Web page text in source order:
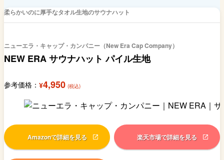
柔らかいのに厚手なタオル生地のサウナハット
ニューエラ・キャップ・カンパニー（New Era Cap Company）
NEW ERA サウナハット パイル生地
参考価格： ¥4,950 (税込)
Amazonで詳細を見る 楽天市場で詳細を見る